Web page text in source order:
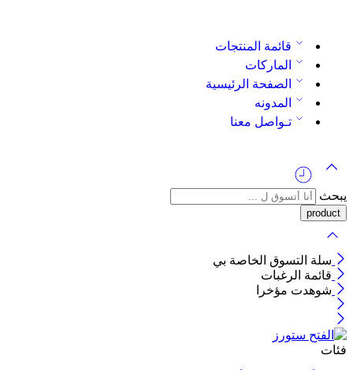
قائمة المنتجات
الماركات
الصفحة الرئيسية
المدونه
تـواصل معنا
يبحث
سلة التسوق الخاصة بي
قائمة الرغبات
شوهدت مؤخرا
فئات